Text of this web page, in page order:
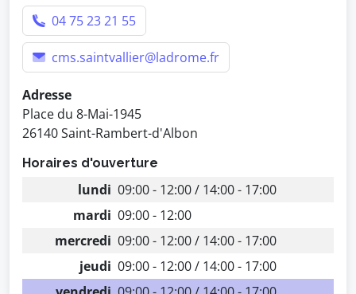
04 75 23 21 55
cms.saintvallier@ladrome.fr
Adresse
Place du 8-Mai-1945
26140 Saint-Rambert-d'Albon
Horaires d'ouverture
lundi 09:00 - 12:00 / 14:00 - 17:00
mardi 09:00 - 12:00
mercredi 09:00 - 12:00 / 14:00 - 17:00
jeudi 09:00 - 12:00 / 14:00 - 17:00